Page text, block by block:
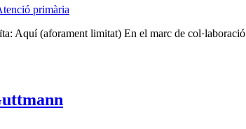
primària
Aquí (aforament limitat) En el marc de